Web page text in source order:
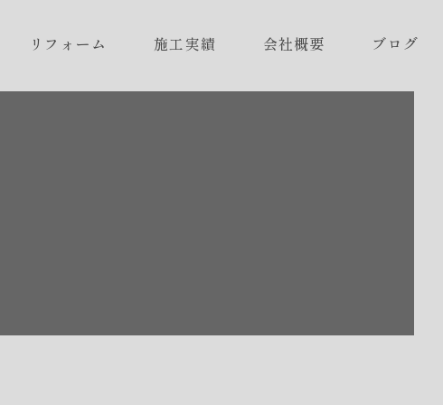
リフォーム 施工実績 会社概要 ブログ